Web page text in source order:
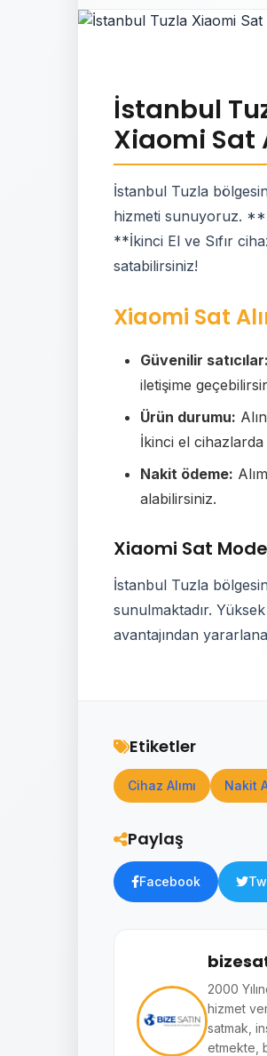
İstanbul
Xiaomi Sat
İstanbul Tuzla
hizmeti sunuyoruz.
**İkinci El ve Sıfır
satabilirsiniz!
Xiaomi Sat
Güvenilir satıcılar:
iletişime
Ürün durumu:
İkinci el
Nakit ödeme:
alabilirsiniz.
Xiaomi Sat
İstanbul Tuzla
sunulmaktadır.
avantajından
Etiketler
Cihaz Alımı Nakit
Paylaş
Facebook
2000
hizmet
satmak,
etmekte,